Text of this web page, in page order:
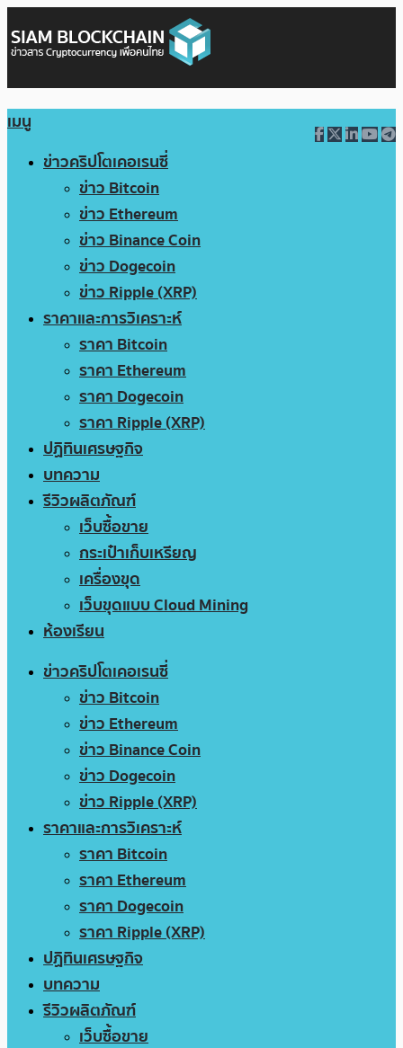
เมนู
ข่าวคริปโตเคอเรนซี่
ข่าว Bitcoin
ข่าว Ethereum
ข่าว Binance Coin
ข่าว Dogecoin
ข่าว Ripple (XRP)
ราคาและการวิเคราะห์
ราคา Bitcoin
ราคา Ethereum
ราคา Dogecoin
ราคา Ripple (XRP)
ปฏิทินเศรษฐกิจ
บทความ
รีวิวผลิตภัณฑ์
เว็บซื้อขาย
กระเป๋าเก็บเหรียญ
เครื่องขุด
เว็บขุดแบบ Cloud Mining
ห้องเรียน
ข่าวคริปโตเคอเรนซี่
ข่าว Bitcoin
ข่าว Ethereum
ข่าว Binance Coin
ข่าว Dogecoin
ข่าว Ripple (XRP)
ราคาและการวิเคราะห์
ราคา Bitcoin
ราคา Ethereum
ราคา Dogecoin
ราคา Ripple (XRP)
ปฏิทินเศรษฐกิจ
บทความ
รีวิวผลิตภัณฑ์
เว็บซื้อขาย